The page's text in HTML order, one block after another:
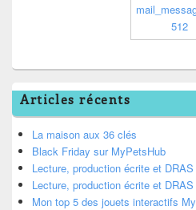
Articles récents
La maison aux 36 clés
Black Friday sur MyPetsHub
Lecture, production écrite et
Lecture, production écrite et
Mon top 5 des jouets interactifs